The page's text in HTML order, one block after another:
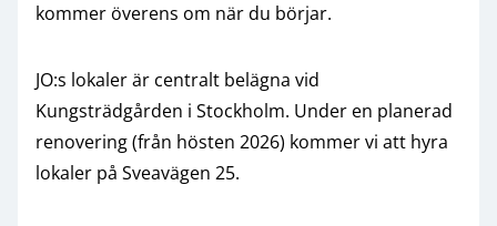
kommer överens om när du börjar.
JO:s lokaler är centralt belägna vid
Kungsträdgården i Stockholm. Under en planerad
renovering (från hösten 2026) kommer vi att hyra
lokaler på Sveavägen 25.